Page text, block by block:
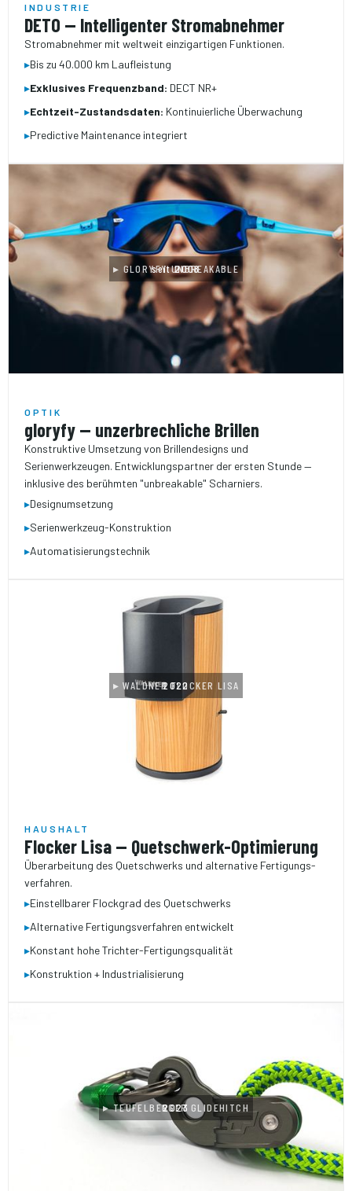
INDUSTRIE
DETO — Intelligenter Stromabnehmer
Stromabnehmer mit weltweit einzigartigen Funktionen.
▸Bis zu 40.000 km Laufleistung
▸Exklusives Frequenzband: DECT NR+
▸Echtzeit-Zustandsdaten: Kontinuierliche Überwachung
▸Predictive Maintenance integriert
▸ GLORYFY UNBREAKABLE
seit 2008
OPTIK
gloryfy — unzerbrechliche Brillen
Konstruktive Umsetzung von Brillen­designs und
Serienwerkzeugen. Entwicklungs­partner der ersten Stunde —
inklusive des berühmten "unbreakable" Scharniers.
▸Designumsetzung
▸Serienwerkzeug-Konstruktion
▸Automatisierungstechnik
▸ WALDNER FLOCKER LISA
2022
HAUSHALT
Flocker Lisa — Quetschwerk-Optimierung
Überarbeitung des Quetschwerks und alternative Fertigungs­
verfahren.
▸Einstellbarer Flockgrad des Quetschwerks
▸Alternative Fertigungs­verfahren entwickelt
▸Konstant hohe Trichter-Fertigungsqualität
▸Konstruktion + Industrialisierung
▸ TEUFELBERGER GLIDEHITCH
2023